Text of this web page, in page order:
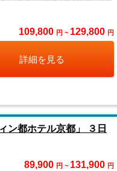
109,800 円 ~ 129,800 円
詳細を見る
ン都ホテル京都」 ３日
89,900 円 ~ 131,900 円